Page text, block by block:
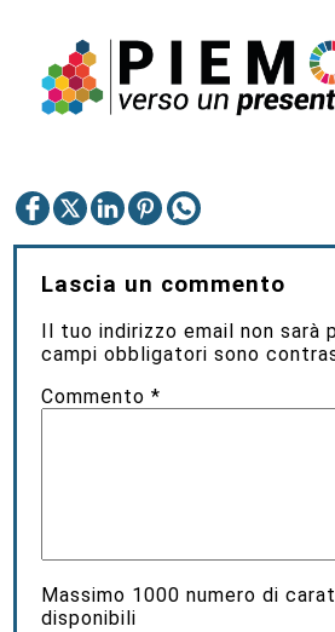
Lascia un commento
Il tuo indirizzo email non sarà
campi obbligatori sono
Commento*
Massimo 1000 numero di
disponibili